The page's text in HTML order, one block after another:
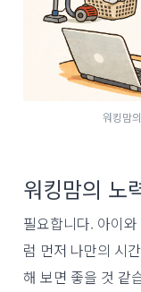
워킹맘
워킹맘의 노
필요합니다. 아이
럼 먼저 나만의 시
해 보면 좋을 것 같